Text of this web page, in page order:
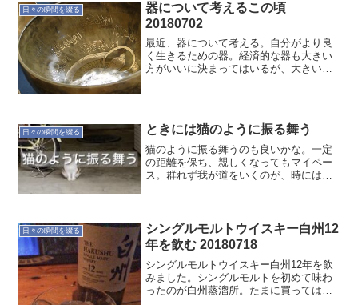
るか試そうと思う。とりあ...
日々の瞬間を綴る
器について考えるこの頃
20180702
最近、器について考える。自分がより良
く生きるための器。経済的な器も大きい
方がいいに決まってはいるが、大きいか
できる。その器も経験でし...
日々の瞬間を綴る ときには猫のように振る舞う
猫のように振る舞うのも良いかな。一定
の距離を保ち、親しくなってもマイペー
ス。群れず我が道をいくのが、時には理
日々の瞬間を綴る
シングルモルトウイスキー白州12
年を飲む 20180718
シングルモルトウイスキー白州12年を飲
みました。シングルモルトを初めて味わ
ったのが白州蒸溜所。たまに買ってはい